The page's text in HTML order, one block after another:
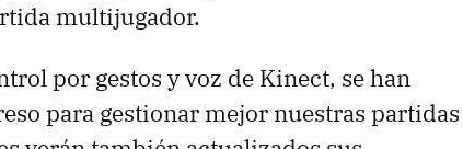
multijugador.
por gestos y voz de Kinect, se han
para gestionar mejor nuestras partidas